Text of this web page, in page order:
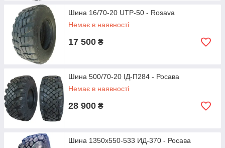
Шина 16/70-20 UTP-50 - Rosava
Немає в наявності
17 500 ₴
Шина 500/70-20 ІД-П284 - Росава
Немає в наявності
28 900 ₴
Шина 1350х550-533 ИД-370 - Росава